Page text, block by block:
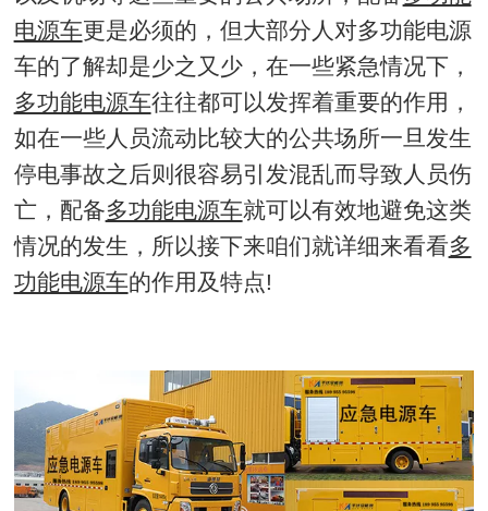
电源车更是必须的，但大部分人对多功能电源
车的了解却是少之又少，在一些紧急情况下，
多功能电源车往往都可以发挥着重要的作用，
如在一些人员流动比较大的公共场所一旦发生
停电事故之后则很容易引发混乱而导致人员伤
亡，配备多功能电源车就可以有效地避免这类
情况的发生，所以接下来咱们就详细来看看多
功能电源车的作用及特点!